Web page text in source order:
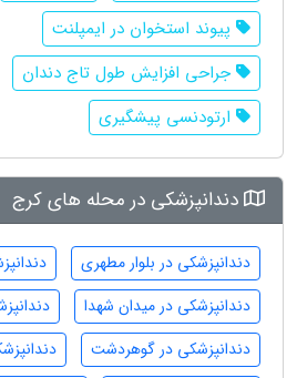
پیوند استخوان در ایمپلنت
جراحی افزایش طول تاج دندان
ارتودنسی پیشگیری
دندانپزشکی در محله های کرج
دندانپزشکی در بلوار مطهری
دندانپزشکی در میدان شهدا
دندانپزشکی در گوهردشت